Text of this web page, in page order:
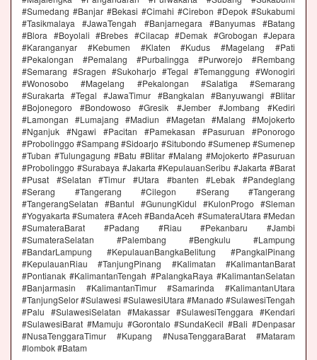
#Sumedang #Banjar #Bekasi #Cimahi #Cirebon #Depok #Sukabumi
#Tasikmalaya #JawaTengah #Banjarnegara #Banyumas #Batang
#Blora #Boyolali #Brebes #Cilacap #Demak #Grobogan #Jepara
#Karanganyar #Kebumen #Klaten #Kudus #Magelang #Pati
#Pekalongan #Pemalang #Purbalingga #Purworejo #Rembang
#Semarang #Sragen #Sukoharjo #Tegal #Temanggung #Wonogiri
#Wonosobo #Magelang #Pekalongan #Salatiga #Semarang
#Surakarta #Tegal #JawaTimur #Bangkalan #Banyuwangi #Blitar
#Bojonegoro #Bondowoso #Gresik #Jember #Jombang #Kediri
#Lamongan #Lumajang #Madiun #Magetan #Malang #Mojokerto
#Nganjuk #Ngawi #Pacitan #Pamekasan #Pasuruan #Ponorogo
#Probolinggo #Sampang #Sidoarjo #Situbondo #Sumenep #Sumenep
#Tuban #Tulungagung #Batu #Blitar #Malang #Mojokerto #Pasuruan
#Probolinggo #Surabaya #Jakarta #KepulauanSeribu #Jakarta #Barat
#Pusat #Selatan #Timur #Utara #banten #Lebak #Pandeglang
#Serang #Tangerang #Cilegon #Serang #Tangerang
#TangerangSelatan #Bantul #GunungKidul #KulonProgo #Sleman
#Yogyakarta #Sumatera #Aceh #BandaAceh #SumateraUtara #Medan
#SumateraBarat #Padang #Riau #Pekanbaru #Jambi
#SumateraSelatan #Palembang #Bengkulu #Lampung
#BandarLampung #KepulauanBangkaBelitung #PangkalPinang
#KepulauanRiau #TanjungPinang #Kalimatan #KalimantanBarat
#Pontianak #KalimantanTengah #PalangkaRaya #KalimantanSelatan
#Banjarmasin #KalimantanTimur #Samarinda #KalimantanUtara
#TanjungSelor #Sulawesi #SulawesiUtara #Manado #SulawesiTengah
#Palu #SulawesiSelatan #Makassar #SulawesiTenggara #Kendari
#SulawesiBarat #Mamuju #Gorontalo #SundaKecil #Bali #Denpasar
#NusaTenggaraTimur #Kupang #NusaTenggaraBarat #Mataram
#lombok #Batam